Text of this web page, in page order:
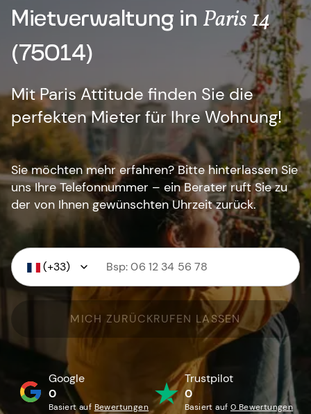
Mietverwaltung in Paris 14
(75014)
Mit Paris Attitude finden Sie die
perfekten Mieter für Ihre Wohnung!
Sie möchten mehr erfahren? Bitte hinterlassen Sie
uns Ihre Telefonnummer – ein Berater ruft Sie zu
der von Ihnen gewünschten Uhrzeit zurück.
(+33)
MICH ZURÜCKRUFEN LASSEN
Google
0
Basiert auf Bewertungen
Trustpilot
0
Basiert auf 0 Bewertungen